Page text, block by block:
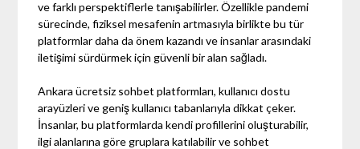
ve farklı perspektiflerle tanışabilirler. Özellikle pandemi
sürecinde, fiziksel mesafenin artmasıyla birlikte bu tür
platformlar daha da önem kazandı ve insanlar arasındaki
iletişimi sürdürmek için güvenli bir alan sağladı.
Ankara ücretsiz sohbet platformları, kullanıcı dostu
arayüzleri ve geniş kullanıcı tabanlarıyla dikkat çeker.
İnsanlar, bu platformlarda kendi profillerini oluşturabilir,
ilgi alanlarına göre gruplara katılabilir ve sohbet